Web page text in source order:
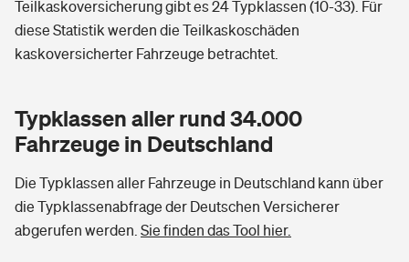
Teilkaskoversicherung gibt es 24 Typklassen (10-33). Für
diese Statistik werden die Teilkaskoschäden
kaskoversicherter Fahrzeuge betrachtet.
Typklassen aller rund 34.000
Fahrzeuge in Deutschland
Die Typklassen aller Fahrzeuge in Deutschland kann über
die Typklassenabfrage der Deutschen Versicherer
abgerufen werden. Sie finden das Tool hier.